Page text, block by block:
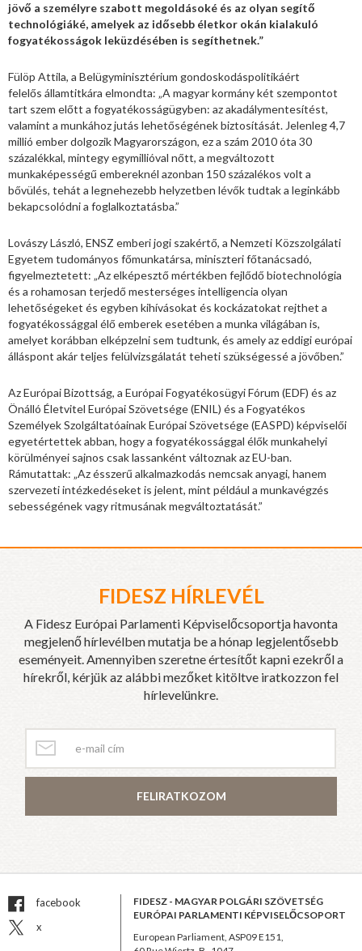
jövő a személyre szabott megoldásoké és az olyan segítő
technológiáké, amelyek az idősebb életkor okán kialakuló
fogyatékosságok leküzdésében is segíthetnek.”
Fülöp Attila, a Belügyminisztérium gondoskodáspolitikáért
felelős államtitkára elmondta: „A magyar kormány két szempontot
tart szem előtt a fogyatékosságügyben: az akadálymentesítést,
valamint a munkához jutás lehetőségének biztosítását. Jelenleg 4,7
millió ember dolgozik Magyarországon, ez a szám 2010 óta 30
százalékkal, mintegy egymillióval nőtt, a megváltozott
munkaképességű embereknél azonban 150 százalékos volt a
bővülés, tehát a legnehezebb helyzetben lévők tudtak a leginkább
bekapcsolódni a foglalkoztatásba.”
Lovászy László, ENSZ emberi jogi szakértő, a Nemzeti Közszolgálati
Egyetem tudományos főmunkatársa, miniszteri főtanácsadó,
figyelmeztetett: „Az elképesztő mértékben fejlődő biotechnológia
és a rohamosan terjedő mesterséges intelligencia olyan
lehetőségeket és egyben kihívásokat és kockázatokat rejthet a
fogyatékossággal élő emberek esetében a munka világában is,
amelyet korábban elképzelni sem tudtunk, és amely az eddigi európai
álláspont akár teljes felülvizsgálatát teheti szükségessé a jövőben.”
Az Európai Bizottság, a Európai Fogyatékosügyi Fórum (EDF) és az
Önálló Életvitel Európai Szövetsége (ENIL) és a Fogyatékos
Személyek Szolgáltatóainak Európai Szövetsége (EASPD) képviselői
egyetértettek abban, hogy a fogyatékossággal élők munkahelyi
körülményei sajnos csak lassanként változnak az EU-ban.
Rámutattak: „Az ésszerű alkalmazkodás nemcsak anyagi, hanem
szervezeti intézkedéseket is jelent, mint például a munkavégzés
sebességének vagy ritmusának megváltoztatását.”
FIDESZ HÍRLEVÉL
A Fidesz Európai Parlamenti Képviselőcsoportja havonta
megjelenő hírlevélben mutatja be a hónap legjelentősebb
eseményeit. Amennyiben szeretne értesítőt kapni ezekről a
hírekről, kérjük az alábbi mezőket kitöltve iratkozzon fel
hírlevelünkre.
FELIRATKOZOM
facebook
x
FIDESZ - MAGYAR POLGÁRI SZÖVETSÉG
EURÓPAI PARLAMENTI KÉPVISELŐCSOPORT
European Parliament, ASP09 E151,